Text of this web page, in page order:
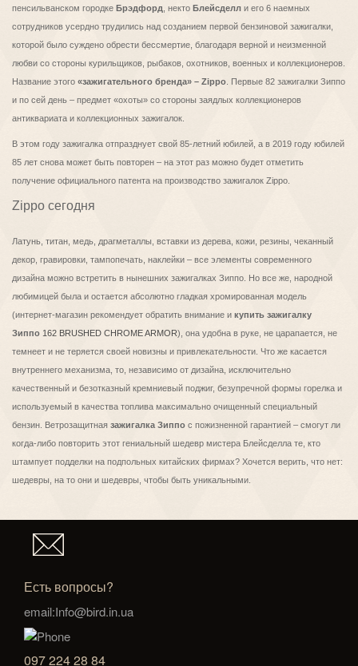
пенсильванском городке Брэдфорд , некто Блейсделл и его 6 наемных
сотрудников усердно трудились над созданием первой бензиновой зажигалки,
которой было суждено обрести бессмертие, благодаря верной и неизменной
любви со стороны курильщиков, рыбаков, охотников, военных и коллекционеров.
Название этого «зажигательного бренда» – Zippo . Первые 82 зажигалки Зиппо
и по сей день – предмет «охоты» со стороны заядлых коллекционеров
антиквариата и коллекционных зажигалок.
В этом году зажигалка отпразднует свой 85-летний юбилей, а в 2019 году юбилей
85 лет снова может быть повторен – на этот раз можно будет отметить
получение официального патента на производство зажигалок Zippo.
Zippo сегодня
Латунь, титан, медь, драгметаллы, вставки из дерева, кожи, резины, чеканный
декор, гравировки, тампопечать, наклейки – все элементы современного
дизайна можно встретить в нынешних зажигалках Зиппо. Но все же, народной
любимицей была и остается абсолютно гладкая хромированная модель
(интернет-магазин рекомендует обратить внимание и купить зажигалку
Зиппо 162 BRUSHED CHROME ARMOR), она удобна в руке, не царапается, не
темнеет и не теряется своей новизны и привлекательности. Что же касается
внутреннего механизма, то, независимо от дизайна, исключительно
качественный и безотказный кремниевый поджиг, безупречной формы горелка и
используемый в качества топлива максимально очищенный специальный
бензин. Ветрозащитная зажигалка Зиппо с пожизненной гарантией – смогут ли
когда-либо повторить этот гениальный шедевр мистера Блейсделла те, кто
штампует подделки на подпольных китайских фирмах? Хочется верить, что нет:
шедевры, на то они и шедевры, чтобы быть уникальными.
Есть вопросы?
email:Info@bird.in.ua
097 224 28 84